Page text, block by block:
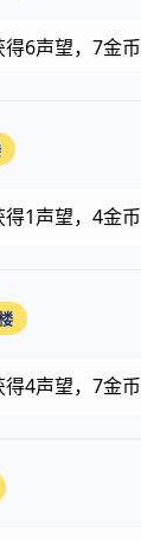
6声望，7金
1声望，4金
4声望，7金